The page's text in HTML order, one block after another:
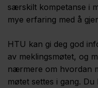
særskilt kompetanse i
mye erfaring med å
HTU kan gi deg god
av meklingsmøtet, og
nærmere om hvordan
møtet settes i gang.